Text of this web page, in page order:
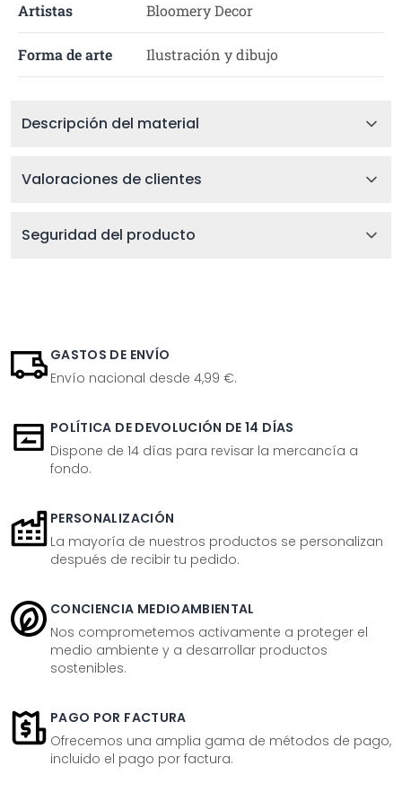
Artistas Bloomery Decor
Forma de arte Ilustración y dibujo
Descripción del material
Valoraciones de clientes
Seguridad del producto
GASTOS DE ENVÍO
Envío nacional desde 4,99 €.
POLÍTICA DE DEVOLUCIÓN DE 14 DÍAS
Dispone de 14 días para revisar la mercancía a
fondo.
PERSONALIZACIÓN
La mayoría de nuestros productos se personalizan
después de recibir tu pedido.
CONCIENCIA MEDIOAMBIENTAL
Nos comprometemos activamente a proteger el
medio ambiente y a desarrollar productos
sostenibles.
PAGO POR FACTURA
Ofrecemos una amplia gama de métodos de pago,
incluido el pago por factura.